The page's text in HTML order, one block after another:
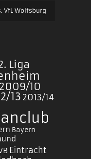
VfL Wolfsburg
Liga
2009/10
13 2013/14
Bayern
Eintracht